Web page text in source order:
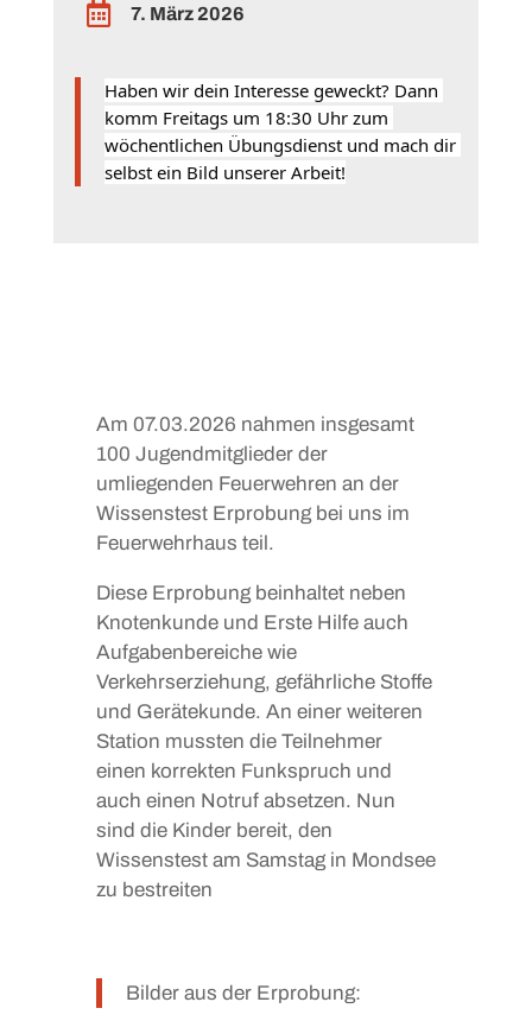
 7. März 2026
Haben wir dein Interesse geweckt? Dann
komm Freitags um 18:30 Uhr zum
wöchentlichen Übungsdienst und mach dir
selbst ein Bild unserer Arbeit!
Am 07.03.2026 nahmen insgesamt
100 Jugendmitglieder der
umliegenden Feuerwehren an der
Wissenstest Erprobung bei uns im
Feuerwehrhaus teil.
Diese Erprobung beinhaltet neben
Knotenkunde und Erste Hilfe auch
Aufgabenbereiche wie
Verkehrserziehung, gefährliche Stoffe
und Gerätekunde. An einer weiteren
Station mussten die Teilnehmer
einen korrekten Funkspruch und
auch einen Notruf absetzen. Nun
sind die Kinder bereit, den
Wissenstest am Samstag in Mondsee
zu bestreiten
Bilder aus der Erprobung: